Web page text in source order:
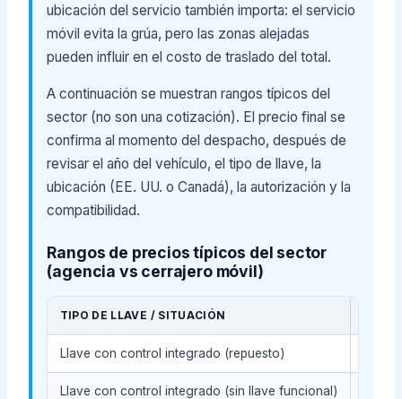
ubicación del servicio también importa: el servicio
móvil evita la grúa, pero las zonas alejadas
pueden influir en el costo de traslado del total.
A continuación se muestran rangos típicos del
sector (no son una cotización). El precio final se
confirma al momento del despacho, después de
revisar el año del vehículo, el tipo de llave, la
ubicación (EE. UU. o Canadá), la autorización y la
compatibilidad.
Rangos de precios típicos del sector
(agencia vs cerrajero móvil)
TIPO DE LLAVE / SITUACIÓN
Llave con control integrado (repuesto)
Llave con control integrado (sin llave funcional)